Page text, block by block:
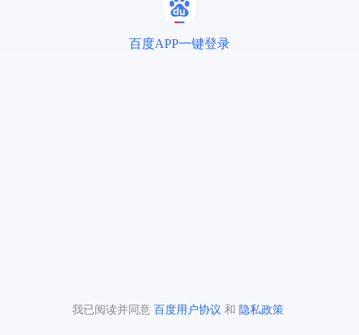
百度APP一键登录
我已阅读并同意 百度用户协议 和 隐私政策